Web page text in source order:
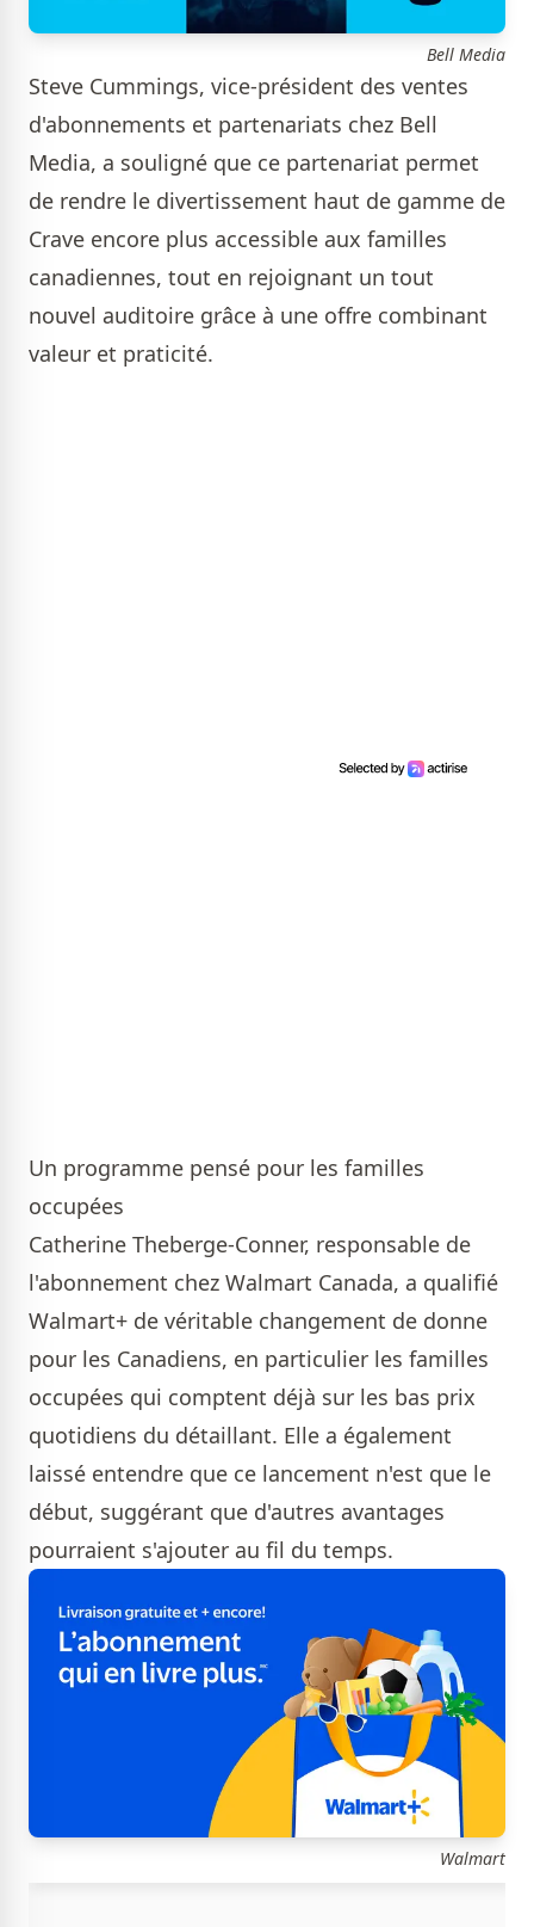
Bell Media
Steve Cummings, vice-président des ventes
d'abonnements et partenariats chez Bell
Media, a souligné que ce partenariat permet
de rendre le divertissement haut de gamme de
Crave encore plus accessible aux familles
canadiennes, tout en rejoignant un tout
nouvel auditoire grâce à une offre combinant
valeur et praticité.
Un programme pensé pour les familles
occupées
Catherine Theberge-Conner, responsable de
l'abonnement chez Walmart Canada, a qualifié
Walmart+ de véritable changement de donne
pour les Canadiens, en particulier les familles
occupées qui comptent déjà sur les bas prix
quotidiens du détaillant. Elle a également
laissé entendre que ce lancement n'est que le
début, suggérant que d'autres avantages
pourraient s'ajouter au fil du temps.
Walmart